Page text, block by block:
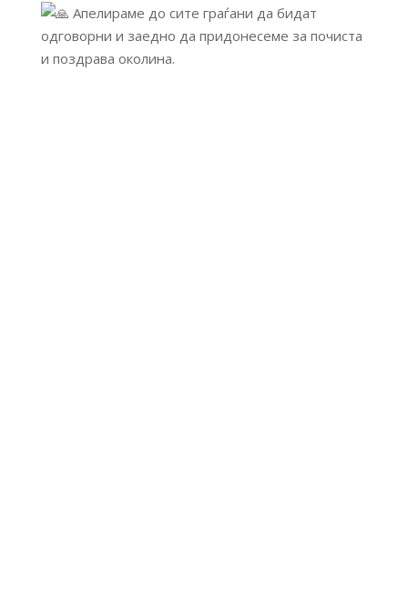
Апелираме до сите граѓани да бидат
одговорни и заедно да придонесеме за почиста
и поздрава околина.